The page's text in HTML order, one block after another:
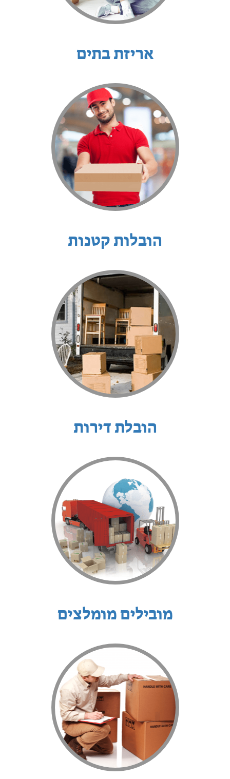
אריזת בתים
הובלות קטנות
הובלת דירות
מובילים מומלצים